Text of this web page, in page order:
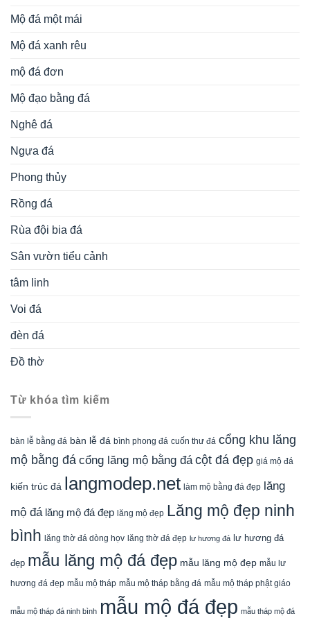
Mộ đá một mái
Mộ đá xanh rêu
mộ đá đơn
Mộ đạo bằng đá
Nghê đá
Ngựa đá
Phong thủy
Rồng đá
Rùa đội bia đá
Sân vườn tiểu cảnh
tâm linh
Voi đá
đèn đá
Đồ thờ
Từ khóa tìm kiếm
bàn lễ bằng đá bàn lễ đá bình phong đá cuốn thư đá cổng khu lăng
mộ bằng đá cổng lăng mộ bằng đá cột đá đẹp giá mộ đá
kiến trúc đá langmodep.net làm mộ bằng đá đẹp lăng
mộ đá lăng mộ đá đẹp lăng mộ đẹp Lăng mộ đẹp ninh
bình lăng thờ đá dòng họv lăng thờ đá đẹp lư hương đá lư hương đá
đẹp mẫu lăng mộ đá đẹp mẫu lăng mộ đẹp mẫu lư
hương đá đẹp mẫu mộ tháp mẫu mộ tháp bằng đá mẫu mộ tháp phật giáo
mẫu mộ tháp đá ninh bình mẫu mộ đá đẹp mẫu tháp mộ đá